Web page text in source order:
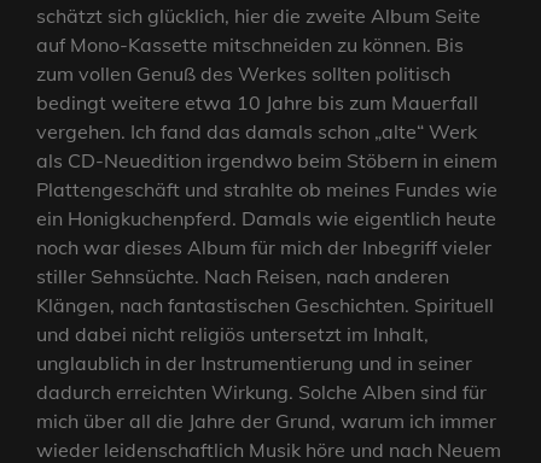
schätzt sich glücklich, hier die zweite Album Seite
auf Mono-Kassette mitschneiden zu können. Bis
zum vollen Genuß des Werkes sollten politisch
bedingt weitere etwa 10 Jahre bis zum Mauerfall
vergehen. Ich fand das damals schon „alte“ Werk
als CD-Neuedition irgendwo beim Stöbern in einem
Plattengeschäft und strahlte ob meines Fundes wie
ein Honigkuchenpferd. Damals wie eigentlich heute
noch war dieses Album für mich der Inbegriff vieler
stiller Sehnsüchte. Nach Reisen, nach anderen
Klängen, nach fantastischen Geschichten. Spirituell
und dabei nicht religiös untersetzt im Inhalt,
unglaublich in der Instrumentierung und in seiner
dadurch erreichten Wirkung. Solche Alben sind für
mich über all die Jahre der Grund, warum ich immer
wieder leidenschaftlich Musik höre und nach Neuem